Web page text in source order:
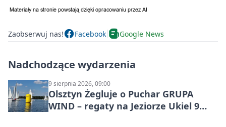
Zaobserwuj nas! Facebook Google News
Nadchodzące wydarzenia
9 sierpnia 2026, 09:00
Olsztyn Żegluje o Puchar GRUPA
WIND – regaty na Jeziorze Ukiel 9